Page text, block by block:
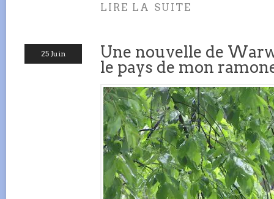
LIRE LA SUITE
25 Juin
Une nouvelle de
le pays de mon